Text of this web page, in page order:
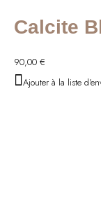
Calcite
90,00 €
Ajouter à la liste